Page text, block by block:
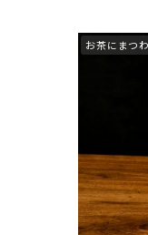
お茶にまつ